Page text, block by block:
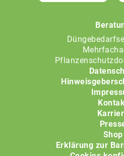
Shop
Erklärung zur